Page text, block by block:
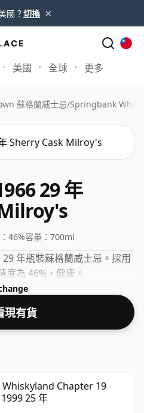
國？切換 ×
美國 全球 更多
蘇格蘭威士忌/Springbank
29 年
46%容量： 700ml
年瓶裝蘇格蘭威士忌。採用
度為 46%，健康。
現有貨
Chapter 19
25 年